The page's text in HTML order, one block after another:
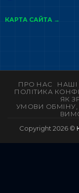
КАРТА САЙТА →
ПРО НАС НАШІ
ПОЛІТИКА
ЯК
УМОВИ ОБМІНУ,
Copyright 2026 ©